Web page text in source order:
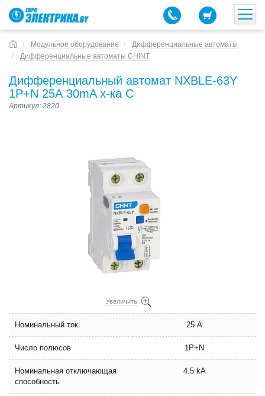
Модульное оборудование
Дифференциальные автоматы
Дифференциальные автоматы CHINT
Дифференциальный автомат NXBLE-63Y
1P+N 25А 30mA х-ка С
Артикул: 2820
Увеличить
Номинальный ток 25 А
Число полюсов 1P+N
Номинальная отключающая
способность
4.5 kA